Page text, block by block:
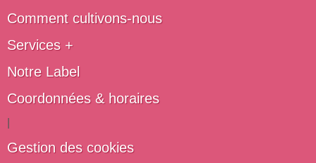
Comment cultivons-nous
Services +
Notre Label
Coordonnées & horaires
Gestion des cookies